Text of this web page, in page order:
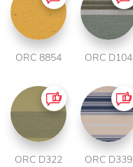
ORC 8854 ORC D104
ORC D322 ORC D339